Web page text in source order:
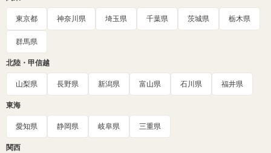
東京都 神奈川県 埼玉県 千葉県 茨城県 栃木県
群馬県
北陸・甲信越
山梨県 長野県 新潟県 富山県 石川県 福井県
東海
愛知県 静岡県 岐阜県 三重県
関西